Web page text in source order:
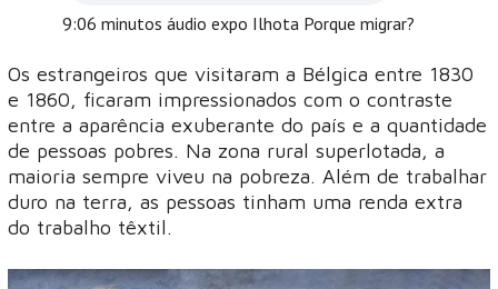
9:06 minutos áudio expo Ilhota Porque migrar?
Os estrangeiros que visitaram a Bélgica entre 1830
e 1860, ficaram impressionados com o contraste
entre a aparência exuberante do país e a quantidade
de pessoas pobres. Na zona rural superlotada, a
maioria sempre viveu na pobreza. Além de trabalhar
duro na terra, as pessoas tinham uma renda extra
do trabalho têxtil.